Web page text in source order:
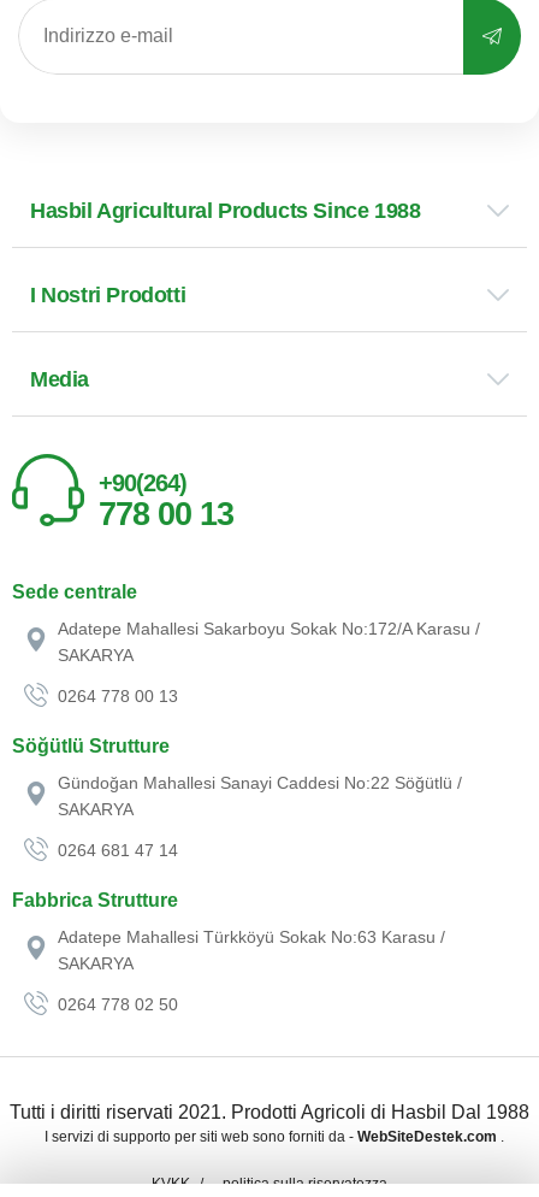
Hasbil Agricultural Products Since 1988
I Nostri Prodotti
Media
+90(264)
778 00 13
Sede centrale
Adatepe Mahallesi Sakarboyu Sokak No:172/A Karasu /
SAKARYA
0264 778 00 13
Söğütlü Strutture
Gündoğan Mahallesi Sanayi Caddesi No:22 Söğütlü /
SAKARYA
0264 681 47 14
Fabbrica Strutture
Adatepe Mahallesi Türkköyü Sokak No:63 Karasu /
SAKARYA
0264 778 02 50
Tutti i diritti riservati 2021. Prodotti Agricoli di Hasbil Dal 1988
I servizi di supporto per siti web sono forniti da - WebSiteDestek.com
KVKK politica sulla riservatezza